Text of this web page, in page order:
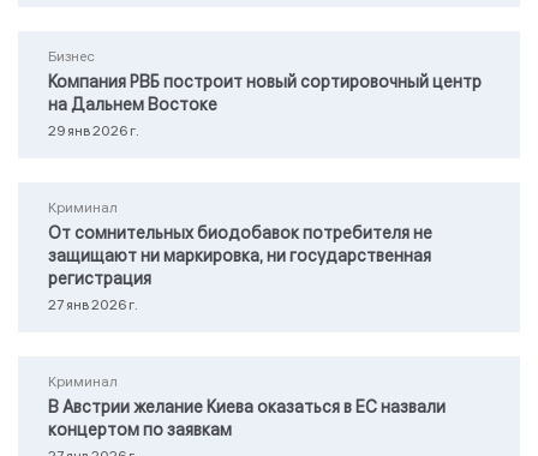
Бизнес
Компания РВБ построит новый сортировочный центр
на Дальнем Востоке
29 янв 2026 г.
Криминал
От сомнительных биодобавок потребителя не
защищают ни маркировка, ни государственная
регистрация
27 янв 2026 г.
Криминал
В Австрии желание Киева оказаться в ЕС назвали
концертом по заявкам